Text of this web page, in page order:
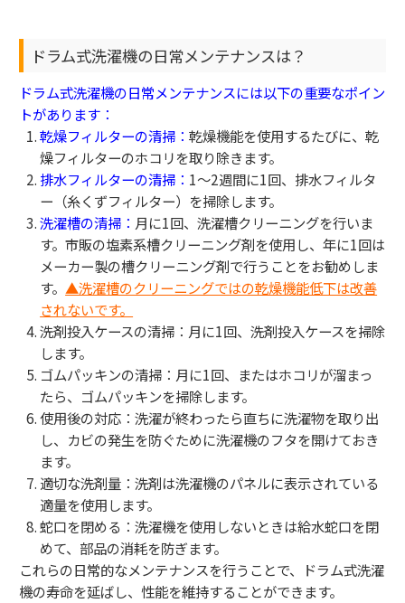
ドラム式洗濯機の日常メンテナンスは？
ドラム式洗濯機の日常メンテナンスには以下の重要なポイン
トがあります：
乾燥フィルターの清掃：乾燥機能を使用するたびに、乾
燥フィルターのホコリを取り除きます。
排水フィルターの清掃： 1〜2週間に1回、排水フィルタ
ー（糸くずフィルター）を掃除します。
洗濯槽の清掃： 月に1回、洗濯槽クリーニングを行いま
す。市販の塩素系槽クリーニング剤を使用し、年に1回は
メーカー製の槽クリーニング剤で行うことをお勧めしま
す。▲洗濯槽のクリーニングではの乾燥機能低下は改善
されないです。
洗剤投入ケースの清掃：月に1回、洗剤投入ケースを掃除
します。
ゴムパッキンの清掃：月に1回、またはホコリが溜まっ
たら、ゴムパッキンを掃除します。
使用後の対応：洗濯が終わったら直ちに洗濯物を取り出
し、カビの発生を防ぐために洗濯機のフタを開けておき
ます。
適切な洗剤量：洗剤は洗濯機のパネルに表示されている
適量を使用します。
蛇口を閉める：洗濯機を使用しないときは給水蛇口を閉
めて、部品の消耗を防ぎます。
これらの日常的なメンテナンスを行うことで、ドラム式洗濯
機の寿命を延ばし、性能を維持することができます。